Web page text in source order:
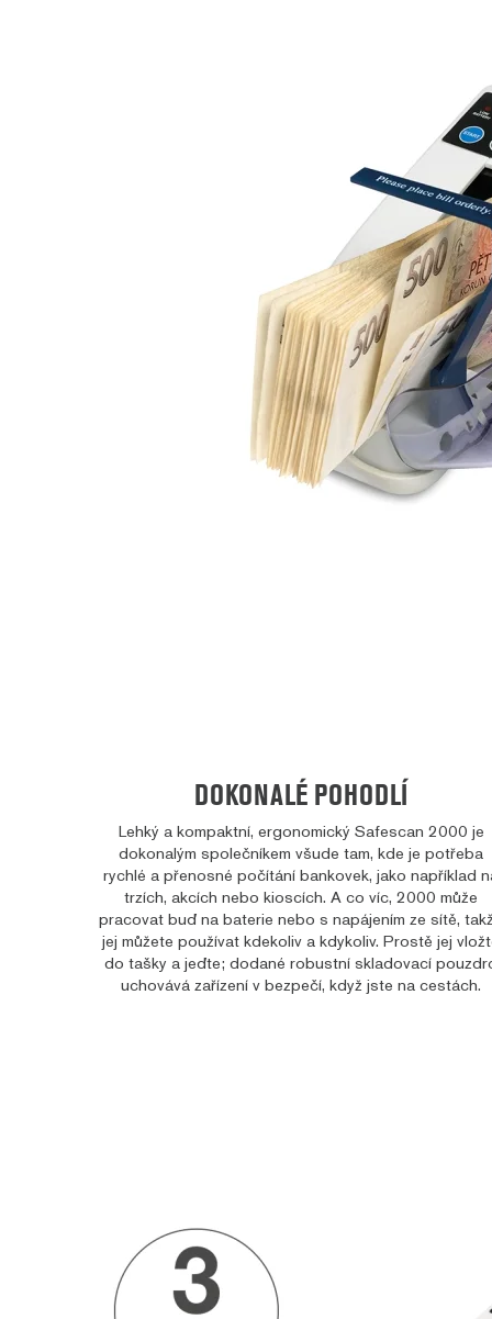
DOKONALÉ POHODLÍ
Lehký a kompaktní, ergonomický Safescan 2000 je
dokonalým společníkem všude tam, kde je potřeba
rychlé a přenosné počítání bankovek, jako například
trzích, akcích nebo kioscích. A co víc, 2000 může
pracovat buď na baterie nebo s napájením ze sítě,
jej můžete používat kdekoliv a kdykoliv. Prostě jej
do tašky a jeďte; dodané robustní skladovací
uchovává zařízení v bezpečí, když jste na cestách.